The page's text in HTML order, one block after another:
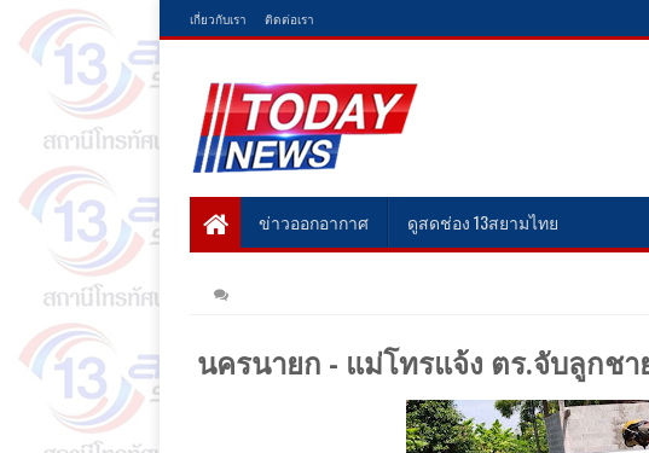
เกี่ยวกับเรา ติดต่อเรา
ข่าวออกอากาศ ดูสดช่อง 13สยามไทย
นครนายก - แม่โทรแจ้ง ตร.จับลูกชา